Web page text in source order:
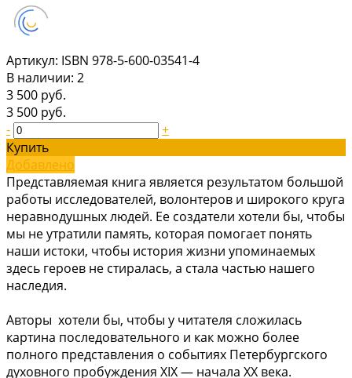
Артикул: ISBN 978-5-600-03541-4
В наличии: 2
3 500 руб.
3 500 руб.
-
+
Купить
Добавлено
Представляемая книга является результатом большой
работы исследователей, волонтеров и широкого круга
неравнодушных людей. Ее создатели хотели бы, чтобы
мы не утратили память, которая помогает понять
наши истоки, чтобы история жизни упоминаемых
здесь героев не стиралась, а стала частью нашего
наследия.
Авторы хотели бы, чтобы у читателя сложилась
картина последовательного и как можно более
полного представления о событиях Петербургского
духовного пробуждения XIX — начала ХХ века.